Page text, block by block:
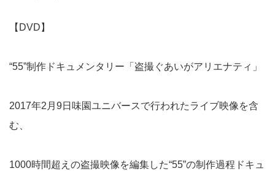
【DVD】
“55”制作ドキュメンタリー「盗撮ぐあいがアリエナティ」
2017年2月9日味園ユニバースで行われたライブ映像を含
む、
1000時間超えの盗撮映像を編集した“55”の制作過程ドキュ